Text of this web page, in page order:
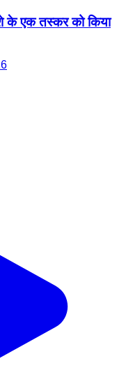
के एक तस्कर को किया